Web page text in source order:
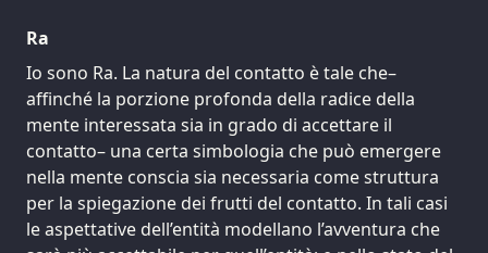
Ra
Io sono Ra. La natura del contatto è tale che–
affinché la porzione profonda della radice della
mente interessata sia in grado di accettare il
contatto– una certa simbologia che può emergere
nella mente conscia sia necessaria come struttura
per la spiegazione dei frutti del contatto. In tali casi
le aspettative dell’entità modellano l’avventura che